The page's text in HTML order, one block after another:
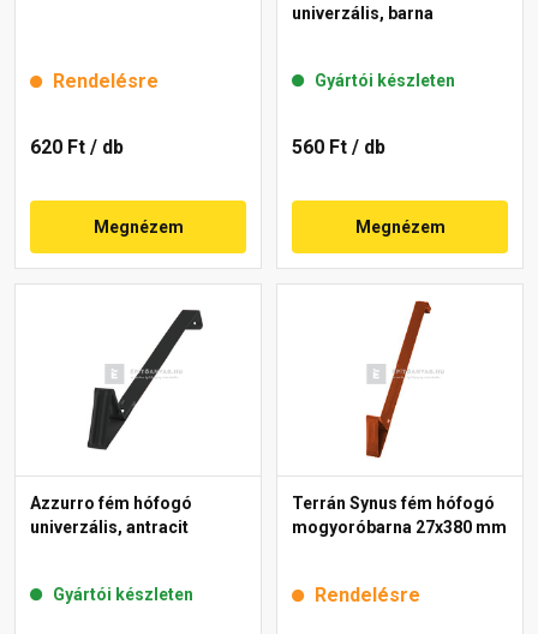
Rendelésre
620 Ft / db
Megnézem
univerzális, barna
Gyártói készleten
560 Ft / db
Megnézem
Azzurro fém hófogó
univerzális, antracit
Gyártói készleten
Terrán Synus fém hófogó
mogyoróbarna 27x380 mm
Rendelésre